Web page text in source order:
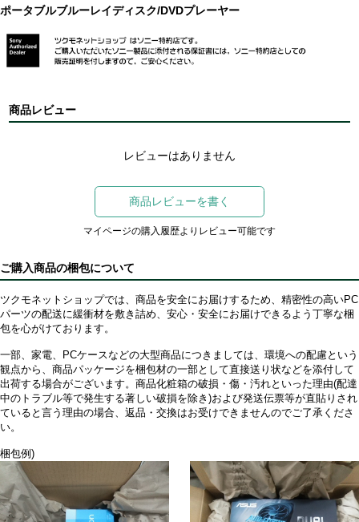
ポータブルブルーレイディスク/DVDプレーヤー
商品レビュー
レビューはありません
商品レビューを書く
マイページの購入履歴よりレビュー可能です
ご購入商品の梱包について
ツクモネットショップでは、商品を安全にお届けするため、精密性の高いPC
パーツの配送に緩衝材を敷き詰め、安心・安全にお届けできるよう丁寧な梱
包を心がけております。
一部、家電、PCケースなどの大型商品につきましては、環境への配慮という
観点から、商品パッケージを梱包材の一部として直接送り状などを添付して
出荷する場合がございます。商品化粧箱の破損・傷・汚れといった理由(配達
中のトラブル等で発生する著しい破損を除き)および発送伝票等が直貼りされ
ていると言う理由の場合、返品・交換はお受けできませんのでご了承くださ
い。
梱包例)